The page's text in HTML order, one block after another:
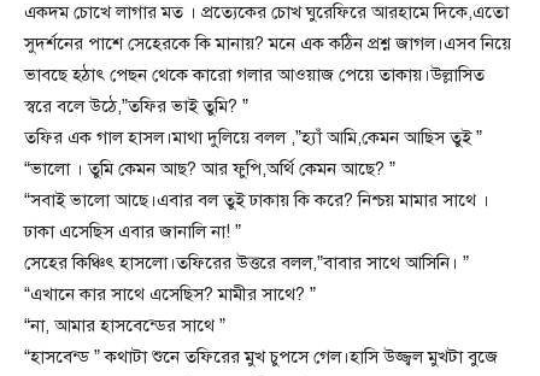
একদম চোখে লাগার মত । প্রত্যেকের চোখ ঘুরেফিরে আরহামে দিকে,এতো
সুদর্শনের পাশে সেহেরকে কি মানায়? মনে এক কঠিন প্রশ্ন জাগল।এসব নিয়ে
ভাবছে হঠাৎ পেছন থেকে কারো গলার আওয়াজ পেয়ে তাকায়।উল্লাসিত
স্বরে বলে উঠে,”তফির ভাই তুমি? ”
তফির এক গাল হাসল।মাথা দুলিয়ে বলল ,”হ্যাঁ আমি,কেমন আছিস তুই ”
“ভালো । তুমি কেমন আছ? আর ফুপি,অর্থি কেমন আছে? ”
“সবাই ভালো আছে।এবার বল তুই ঢাকায় কি করে? নিশ্চয় মামার সাথে ।
ঢাকা এসেছিস এবার জানালি না! ”
সেহের কিঞ্চিৎ হাসলো।তফিরের উত্তরে বলল,”বাবার সাথে আসিনি। ”
“এখানে কার সাথে এসেছিস? মামীর সাথে? ”
“না, আমার হাসবেন্ডের সাথে ”
“হাসবেন্ড ” কথাটা শুনে তফিরের মুখ চুপসে গেল।হাসি উজ্জ্বল মুখটা বুজে